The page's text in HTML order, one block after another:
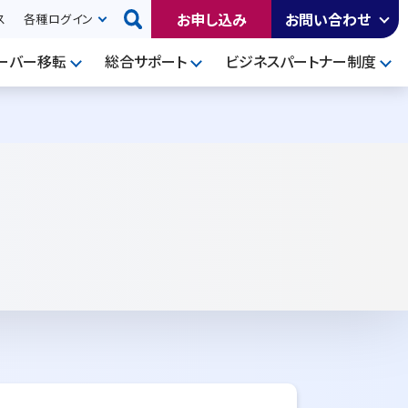
各種ログイン お申し込み
お問い合わせ
バー移転 総合サポート ビジネスパートナー制度